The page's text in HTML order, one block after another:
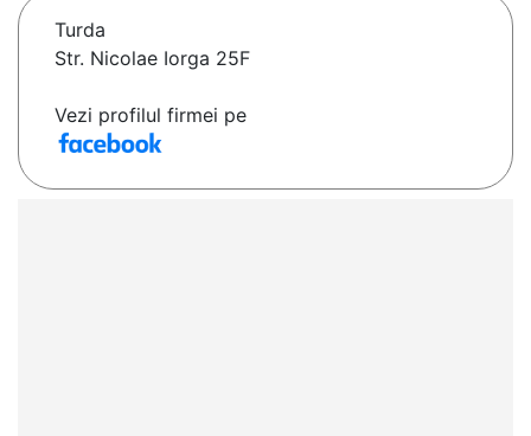
Turda
Str. Nicolae Iorga 25F
Vezi profilul firmei pe